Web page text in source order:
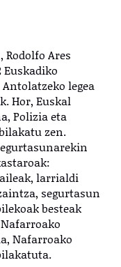
Ares
Euskadiko
legea
Hor, Euskal
Polizia eta
zen.
larrialdi
segurtasun
besteak
Nafarroako